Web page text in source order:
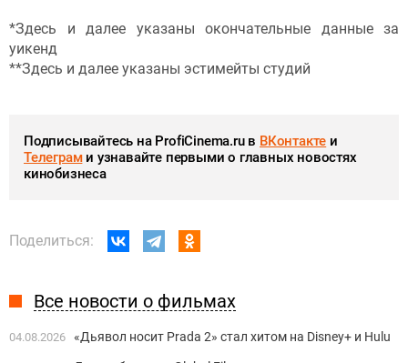
*Здесь и далее указаны окончательные данные за
уикенд
**Здесь и далее указаны эстимейты студий
Подписывайтесь на ProfiCinema.ru в ВКонтакте и
Телеграми узнавайте первыми о главных новостях
кинобизнеса
Поделиться:
Все новости о фильмах
04.08.2026 «Дьявол носит Prada 2» стал хитом на Disney+ и Hulu